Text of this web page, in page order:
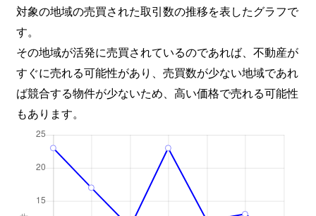
対象の地域の売買された取引数の推移を表したグラフで
す。
その地域が活発に売買されているのであれば、不動産が
すぐに売れる可能性があり、売買数が少ない地域であれ
ば競合する物件が少ないため、高い価格で売れる可能性
もあります。